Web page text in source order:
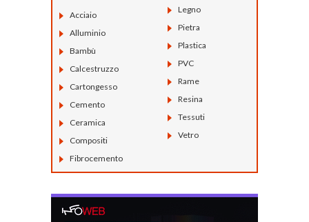
Acciaio
Alluminio
Bambù
Calcestruzzo
Cartongesso
Cemento
Ceramica
Compositi
Fibrocemento
Legno
Pietra
Plastica
PVC
Rame
Resina
Tessuti
Vetro